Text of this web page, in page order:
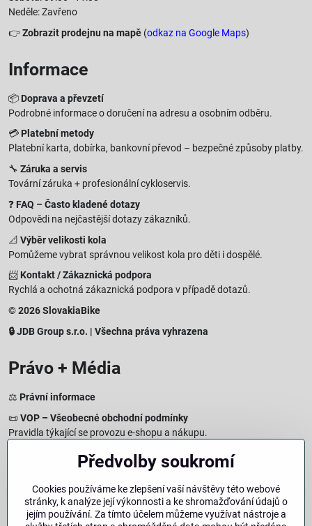
Neděle: Zavřeno
👉Zobrazit prodejnu na mapě (odkaz na Google Maps)
Informace
📦 Doprava a převzetí
Podrobné informace o doručení na adresu a osobním odběru.
💳 Platební metody
Platební karta, dobírka, bankovní převod – bezpečné způsoby platby.
🔧 Záruka a servis
Tovární záruka + profesionální cykloservis.
❓ FAQ – Často kladené dotazy
Odpovědi na nejčastější dotazy zákazníků.
📐 Výběr velikosti kola
Pomůžeme vybrat správnou velikost kola pro děti i dospělé.
📨 Kontakt / Zákaznická podpora
Rychlá a ochotná zákaznická podpora v případě dotazů.
© 2026 SlovakiaBike
🔒 JDB Group s.r.o. | Všechna práva vyhrazena
Právo + Média
⚖️ Právní informace
📜VOP – Všeobecné obchodní podmínky
Pravidla týkající se provozu e-shopu a nákupu.
Zásady zpracování osobních údajů
Jak chráníme a zpracováváme vaše osobní údaje.
Informace o cookies
Informace o používaných cookies a zpracování údajů na webu.
Právo na odstoupení – 14denní vrácení
Předvolby soukromí
Cookies používáme ke zlepšení vaší návštěvy této webové
stránky, k analýze její výkonnosti a ke shromažďování údajů o
jejím používání. Za tímto účelem můžeme využívat nástroje a